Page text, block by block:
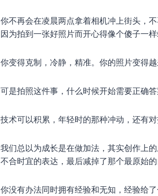
你不再会在凌晨两点拿着相机冲上街头，
因为拍到一张好照片而开心得像个傻子一样
你变得克制，冷静，精准。你的照片变得越
可是拍照这件事，什么时候开始需要正确答
技术可以积累，年轻时的那种冲动，还有
我们总以为成长是在做加法，其实创作上
不合时宜的表达，最后减掉了那个最原始
你没有办法同时拥有经验和无知，经验给